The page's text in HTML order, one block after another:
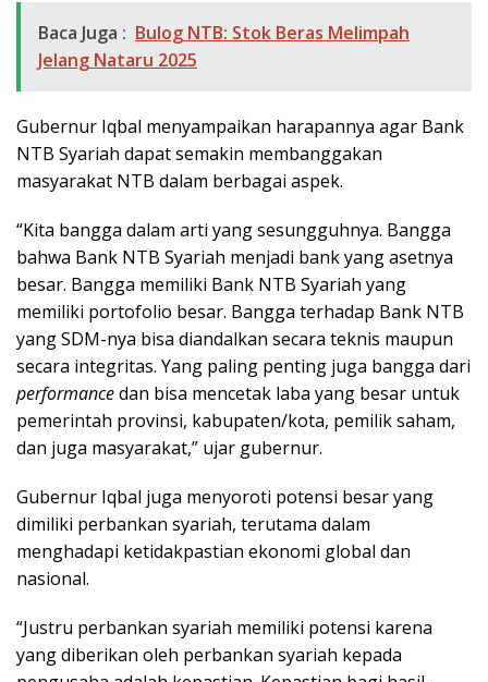
Baca Juga : Bulog NTB: Stok Beras Melimpah
Jelang Nataru 2025
Gubernur Iqbal menyampaikan harapannya agar Bank
NTB Syariah dapat semakin membanggakan
masyarakat NTB dalam berbagai aspek.
“Kita bangga dalam arti yang sesungguhnya. Bangga
bahwa Bank NTB Syariah menjadi bank yang asetnya
besar. Bangga memiliki Bank NTB Syariah yang
memiliki portofolio besar. Bangga terhadap Bank NTB
yang SDM-nya bisa diandalkan secara teknis maupun
secara integritas. Yang paling penting juga bangga dari
performancedan bisa mencetak laba yang besar untuk
pemerintah provinsi, kabupaten/kota, pemilik saham,
dan juga masyarakat,” ujar gubernur.
Gubernur Iqbal juga menyoroti potensi besar yang
dimiliki perbankan syariah, terutama dalam
menghadapi ketidakpastian ekonomi global dan
nasional.
“Justru perbankan syariah memiliki potensi karena
yang diberikan oleh perbankan syariah kepada